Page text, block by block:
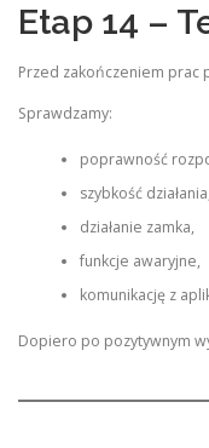
Etap 14 –
Przed zakończeniem prac
Sprawdzamy:
poprawność
szybkość działania,
działanie zamka,
funkcje awaryjne,
komunikację z
Dopiero po pozytywnym